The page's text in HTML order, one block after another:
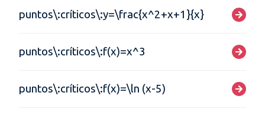
puntos\:críticos\:y=\frac{x^2+x+1}{x}
puntos\:críticos\:f(x)=x^3
puntos\:críticos\:f(x)=\ln (x-5)